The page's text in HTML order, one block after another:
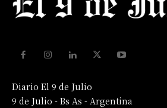
Diario El 9 de Julio
9 de Julio - Bs As - Argentina